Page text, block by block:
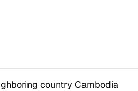
country Cambodia